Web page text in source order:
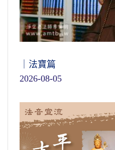
｜法寶篇
2026-08-05